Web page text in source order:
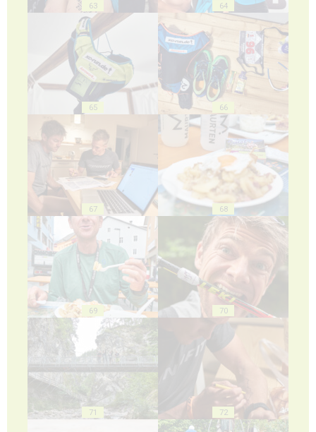
63 64
65 66
67 68
69 70
71 72